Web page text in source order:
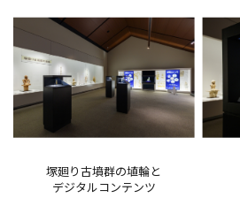
塚廻り古墳群の埴輪と
デジタルコンテンツ